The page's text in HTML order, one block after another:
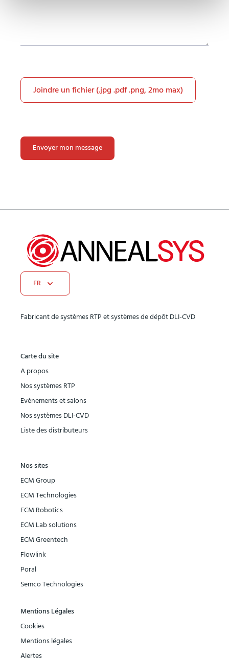
Joindre un fichier (.jpg .pdf .png, 2mo max)
ce
champ
vide.
FR
Fabricant de systèmes RTP et systèmes de dépôt DLI-CVD
Carte du site
A propos
Nos systèmes RTP
Evènements et salons
Nos systèmes DLI-CVD
Liste des distributeurs
Nos sites
ECM Group
ECM Technologies
ECM Robotics
ECM Lab solutions
ECM Greentech
Flowlink
Poral
Semco Technologies
Mentions Légales
Cookies
Mentions légales
Alertes